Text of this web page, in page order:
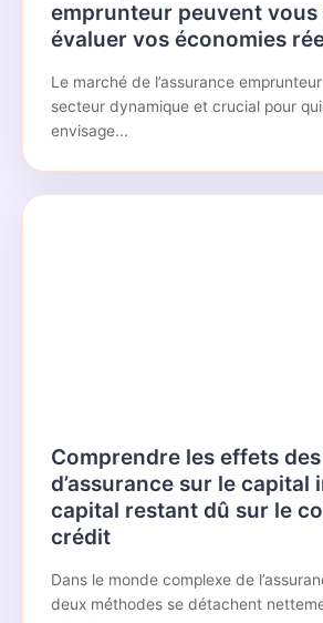
emprunteur peuvent vous
évaluer vos économies
Le marché de l’assurance
secteur dynamique et crucial pour
envisage...
Comprendre les effets
d’assurance sur le capital
capital restant dû sur le
crédit
Dans le monde complexe de
deux méthodes se détachent